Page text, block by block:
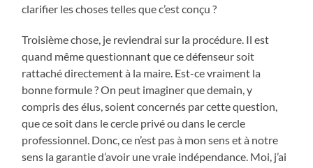
clarifier les choses telles que c’est conçu ?
Troisième chose, je reviendrai sur la procédure. Il est
quand même questionnant que ce défenseur soit
rattaché directement à la maire. Est-ce vraiment la
bonne formule ? On peut imaginer que demain, y
compris des élus, soient concernés par cette question,
que ce soit dans le cercle privé ou dans le cercle
professionnel. Donc, ce n’est pas à mon sens et à notre
sens la garantie d’avoir une vraie indépendance. Moi, j’ai